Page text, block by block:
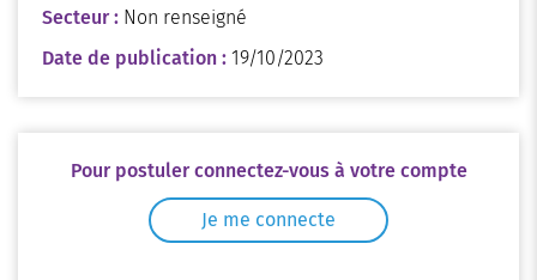
Secteur : Non renseigné
Date de publication : 19/10/2023
Pour postuler connectez-vous à votre compte
Je me connecte